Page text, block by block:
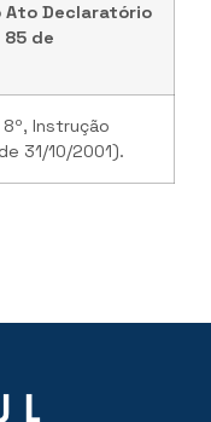
Ato Declaratório
85 de
8º, Instrução
31/10/2001).